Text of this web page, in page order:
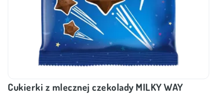
Cukierki z mlecznej czekolady MILKY WAY